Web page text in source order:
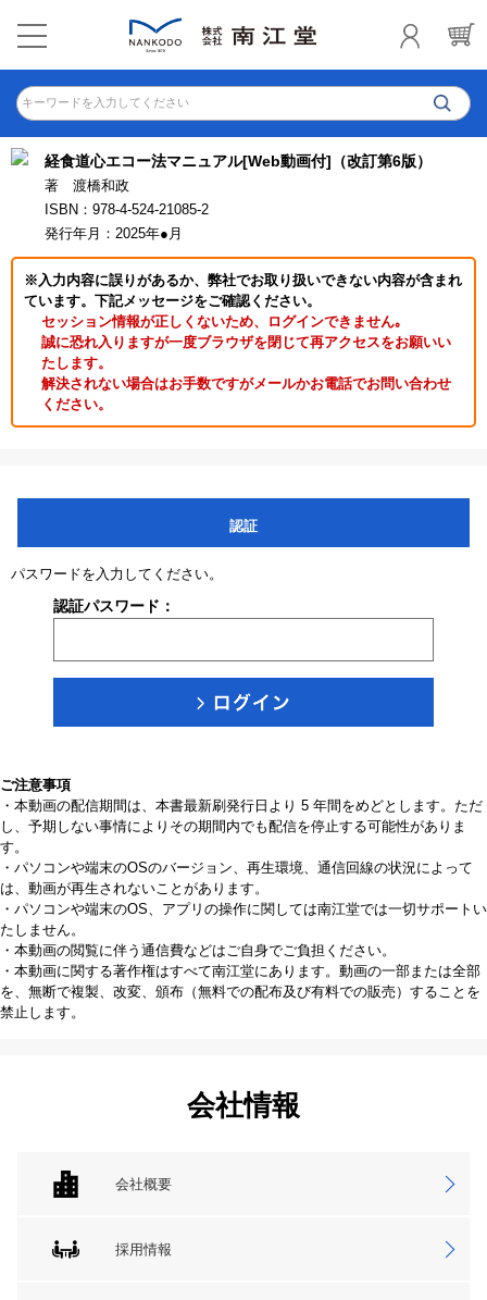
キーワードを入力してください
経食道心エコー法マニュアル[Web動画付]（改訂第6版）
著 渡橋和政
ISBN：978-4-524-21085-2
発行年月：2025年●月
※入力内容に誤りがあるか、弊社でお取り扱いできない内容が含まれ
ています。下記メッセージをご確認ください。
セッション情報が正しくないため、ログインできません｡
誠に恐れ入りますが一度ブラウザを閉じて再アクセスをお願いい
たします。
解決されない場合はお手数ですがメールかお電話でお問い合わせ
ください。
認証
パスワードを入力してください。
認証パスワード：
ご注意事項
・本動画の配信期間は、本書最新刷発行日より 5 年間をめどとします。ただ
し、予期しない事情によりその期間内でも配信を停止する可能性がありま
す。
・パソコンや端末のOSのバージョン、再生環境、通信回線の状況によって
は、動画が再生されないことがあります。
・パソコンや端末のOS、アプリの操作に関しては南江堂では一切サポートい
たしません。
・本動画の閲覧に伴う通信費などはご自身でご負担ください。
・本動画に関する著作権はすべて南江堂にあります。動画の一部または全部
を、無断で複製、改変、頒布（無料での配布及び有料での販売）することを
禁止します。
会社情報
会社概要
採用情報